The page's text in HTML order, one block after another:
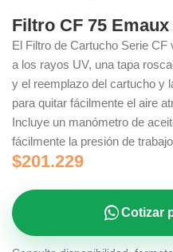
Filtro CF 75
El Filtro de Cartucho Serie
a los rayos UV, una tapa
y el reemplazo del cartucho y
para quitar fácilmente el aire
Incluye un manómetro de
fácilmente la presión de
$201.229
Cotizar